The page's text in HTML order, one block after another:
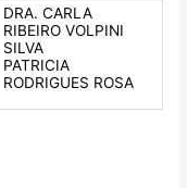
DRA. CARLA
RIBEIRO VOLPINI
SILVA
PATRICIA
RODRIGUES ROSA